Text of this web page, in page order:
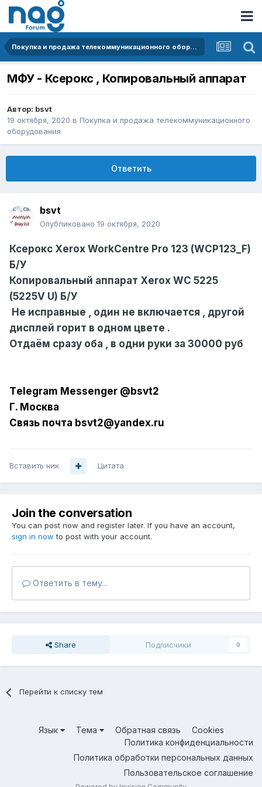
Покупка и продажа телекоммуникационного оборудования
МФУ - Ксерокс , Копировальный аппарат
Автор: bsvt
19 октября, 2020 в Покупка и продажа телекоммуникационного
оборудования
Ответить
bsvt
Опубликовано 19 октября, 2020
Ксерокс Xerox WorkCentre Pro 123 (WCP123_F)
Б/У
Копировальный аппарат Xerox WC 5225
(5225V U) Б/У
Не исправные , один не включается , другой
дисплей горит в одном цвете .
Отдаём сразу оба , в одни руки за 30000 руб
Tеlеgrаm Messеngеr @bsvt2
Г. Москва
Связь почта bsvt2@yand ex.ru
Вставить ник Цитата
Join the conversation
You can post now and register later. If you have an account,
sign in now to post with your account.
Ответить в тему...
Share Подписчики 0
Перейти к списку тем
Язык Тема Обратная связь
Cookies
Политика конфиденциальности
Политика обработки персональных данных
Пользовательское соглашение